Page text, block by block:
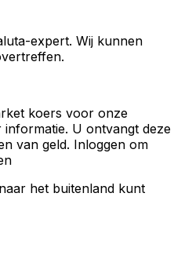
expert. Wij kunnen
koers voor onze
informatie. U ontvangt deze
van geld. Inloggen om
het buitenland kunt